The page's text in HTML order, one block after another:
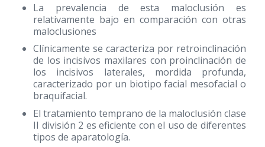
La prevalencia de esta maloclusión es
relativamente bajo en comparación con otras
maloclusiones
Clínicamente se caracteriza por retroinclinación
de los incisivos maxilares con proinclinación de
los incisivos laterales, mordida profunda,
caracterizado por un biotipo facial mesofacial o
braquifacial.
El tratamiento temprano de la maloclusión clase
II división 2 es eficiente con el uso de diferentes
tipos de aparatología.